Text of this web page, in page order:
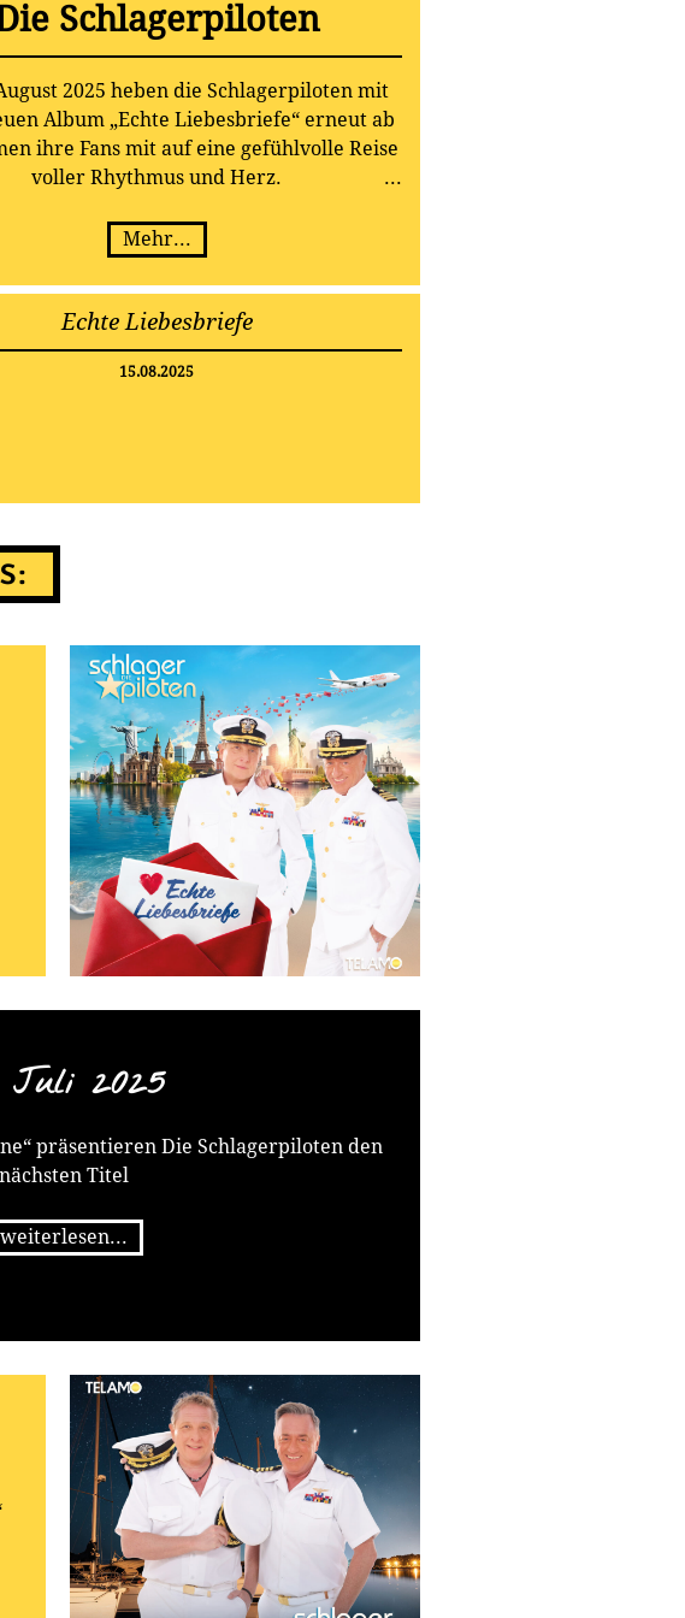
Schlagerpiloten
2025 heben die Schlagerpiloten mit
Album „Echte Liebesbriefe“ erneut ab
ihre Fans mit auf eine gefühlvolle Reise
voller Rhythmus und Herz.
Mehr...
Echte Liebesbriefe
15.08.2025
Juli 2025
präsentieren Die Schlagerpiloten den
nächsten Titel
weiterlesen...